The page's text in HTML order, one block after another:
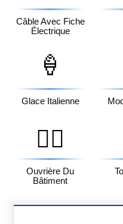
Câble Avec Fiche
Électrique
🍦
Glace Italienne
👷‍♀️
Ouvrière Du
Bâtiment